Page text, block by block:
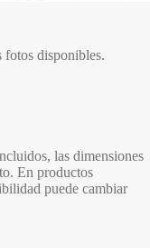
fotos disponibles.
las dimensiones
En productos
puede cambiar